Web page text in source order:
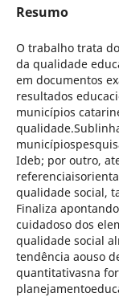
Resumo
O trabalho trata
da qualidade
em documentos
resultados
municípios
Ideb; por outro,
qualidade social,
Finaliza
cuidadoso dos
qualidade social
tendência aouso
quantitativasna